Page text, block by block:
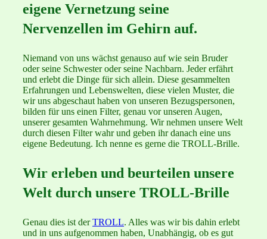
eigene Vernetzung seine
Nervenzellen im Gehirn auf.
Niemand von uns wächst genauso auf wie sein Bruder
oder seine Schwester oder seine Nachbarn. Jeder erfährt
und erlebt die Dinge für sich allein. Diese gesammelten
Erfahrungen und Lebenswelten, diese vielen Muster, die
wir uns abgeschaut haben von unseren Bezugspersonen,
bilden für uns einen Filter, genau vor unseren Augen,
unserer gesamten Wahrnehmung. Wir nehmen unsere Welt
durch diesen Filter wahr und geben ihr danach eine uns
eigene Bedeutung. Ich nenne es gerne die TROLL-Brille.
Wir erleben und beurteilen unsere
Welt durch unsere TROLL-Brille
Genau dies ist derTROLL. Alles was wir bis dahin erlebt
und in uns aufgenommen haben, Unabhängig, ob es gut